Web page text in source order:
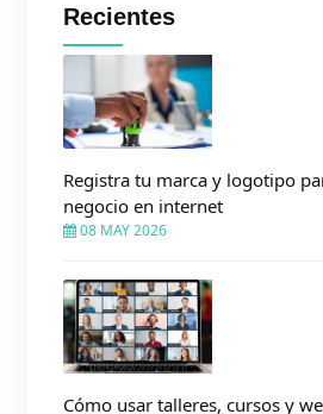
Recientes
Registra tu marca y logotipo
negocio en internet
08 MAY 2026
Cómo usar talleres, cursos y